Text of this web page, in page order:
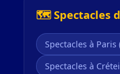
🗺️ Spectacles
Spectacles à Paris
Spectacles à